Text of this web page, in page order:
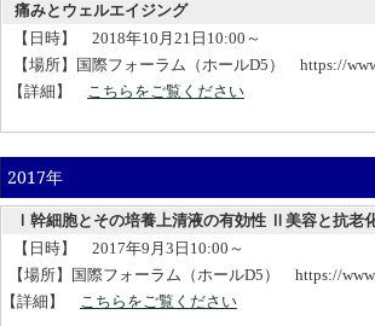
痛みとウェルエイジング
【日時】 2018年10月21日10:00～
【場所】国際フォーラム（ホールD5） https://
【詳細】 こちらをご覧ください
2017年
Ⅰ幹細胞とその培養上清液の有効性 Ⅱ美容と抗老
【日時】 2017年9月3日10:00～
【場所】国際フォーラム（ホールD5） https://
【詳細】 こちらをご覧ください